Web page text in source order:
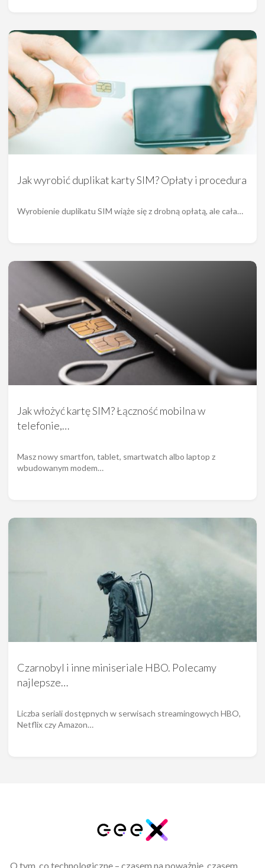
Jak wyrobić duplikat karty SIM? Opłaty i procedura
Wyrobienie duplikatu SIM wiąże się z drobną opłatą, ale cała…
Jak włożyć kartę SIM? Łączność mobilna w
telefonie,…
Masz nowy smartfon, tablet, smartwatch albo laptop z
wbudowanym modem…
Czarnobyl i inne miniseriale HBO. Polecamy
najlepsze…
Liczba seriali dostępnych w serwisach streamingowych HBO,
Netflix czy Amazon…
O tym, co technologiczne – czasem na poważnie, czasem